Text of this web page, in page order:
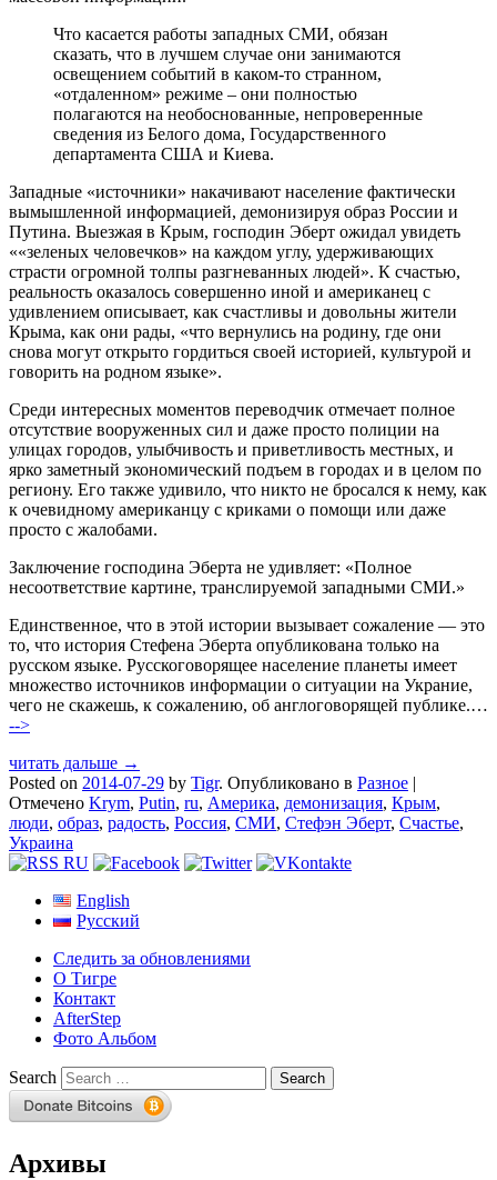
Что касается работы западных СМИ, обязан
сказать, что в лучшем случае они занимаются
освещением событий в каком-то странном,
«отдаленном» режиме – они полностью
полагаются на необоснованные, непроверенные
сведения из Белого дома, Государственного
департамента США и Киева.
Западные «источники» накачивают население фактически
вымышленной информацией, демонизируя образ России и
Путина. Выезжая в Крым, господин Эберт ожидал увидеть
««зеленых человечков» на каждом углу, удерживающих
страсти огромной толпы разгневанных людей». К счастью,
реальность оказалось совершенно иной и американец с
удивлением описывает, как счастливы и довольны жители
Крыма, как они рады, «что вернулись на родину, где они
снова могут открыто гордиться своей историей, культурой и
говорить на родном языке».
Среди интересных моментов переводчик отмечает полное
отсутствие вооруженных сил и даже просто полиции на
улицах городов, улыбчивость и приветливость местных, и
ярко заметный экономический подъем в городах и в целом по
региону. Его также удивило, что никто не бросался к нему, как
к очевидному американцу с криками о помощи или даже
просто с жалобами.
Заключение господина Эберта не удивляет: «Полное
несоответствие картине, транслируемой западными СМИ.»
Единственное, что в этой истории вызывает сожаление — это
то, что история Стефена Эберта опубликована только на
русском языке. Русскоговорящее население планеты имеет
множество источников информации о ситуации на Украние,
чего не скажешь, к сожалению, об англоговорящей публике.…
-->
читать дальше →
Posted on 2014-07-29 by Tigr. Опубликовано в Разное |
Отмечено Krym, Putin, ru, Америка, демонизация, Крым,
люди, образ, радость, Россия, СМИ, Стефэн Эберт, Счастье,
Украина
English
Русский
Следить за обновлениями
О Тигре
Контакт
AfterStep
Фото Альбом
Search
Архивы